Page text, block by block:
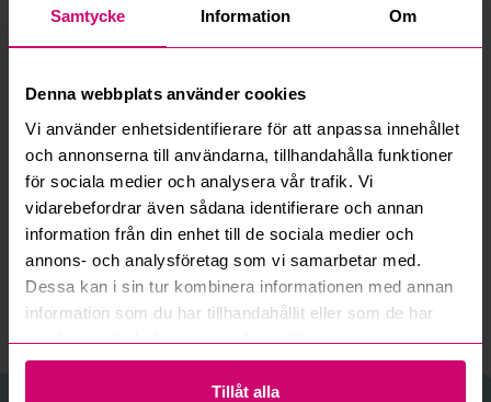
Samtycke Information Om
Denna webbplats använder cookies
Vi använder enhetsidentifierare för att anpassa innehållet
och annonserna till användarna, tillhandahålla funktioner
för sociala medier och analysera vår trafik. Vi
vidarebefordrar även sådana identifierare och annan
information från din enhet till de sociala medier och
annons- och analysföretag som vi samarbetar med.
Dessa kan i sin tur kombinera informationen med annan
information som du har tillhandahållit eller som de har
samlat in när du har använt deras tjänster.
Tillåt alla
Vi finns där du finns
Sverige för att kunna hjälpa dig snabbt – var du än befinner
dig.
Välj anläggning: